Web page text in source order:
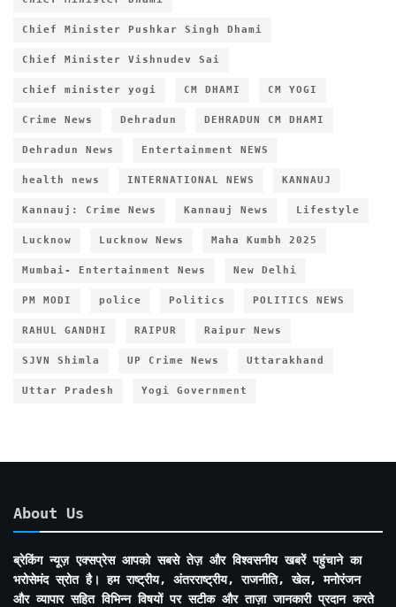
Chief Minister Pushkar Singh Dhami
Chief Minister Vishnudev Sai
chief minister yogi CM DHAMI CM YOGI
Crime News Dehradun DEHRADUN CM DHAMI
Dehradun News Entertainment NEWS
health news INTERNATIONAL NEWS KANNAUJ
Kannauj: Crime News Kannauj News Lifestyle
Lucknow Lucknow News Maha Kumbh 2025
Mumbai- Entertainment News New Delhi
PM MODI police Politics POLITICS NEWS
RAHUL GANDHI RAIPUR Raipur News
SJVN Shimla UP Crime News Uttarakhand
Uttar Pradesh Yogi Government
About Us
ब्रेकिंग न्यूज़ एक्सप्रेस आपको सबसे तेज़ और विश्वसनीय खबरें पहुंचाने का
भरोसेमंद स्रोत है। हम राष्ट्रीय, अंतरराष्ट्रीय, राजनीति, खेल, मनोरंजन
और व्यापार सहित विभिन्न विषयों पर सटीक और ताज़ा जानकारी प्रदान करते